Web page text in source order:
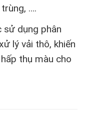
….
sử dụng phân
lý vải thô, khiến
thụ màu cho